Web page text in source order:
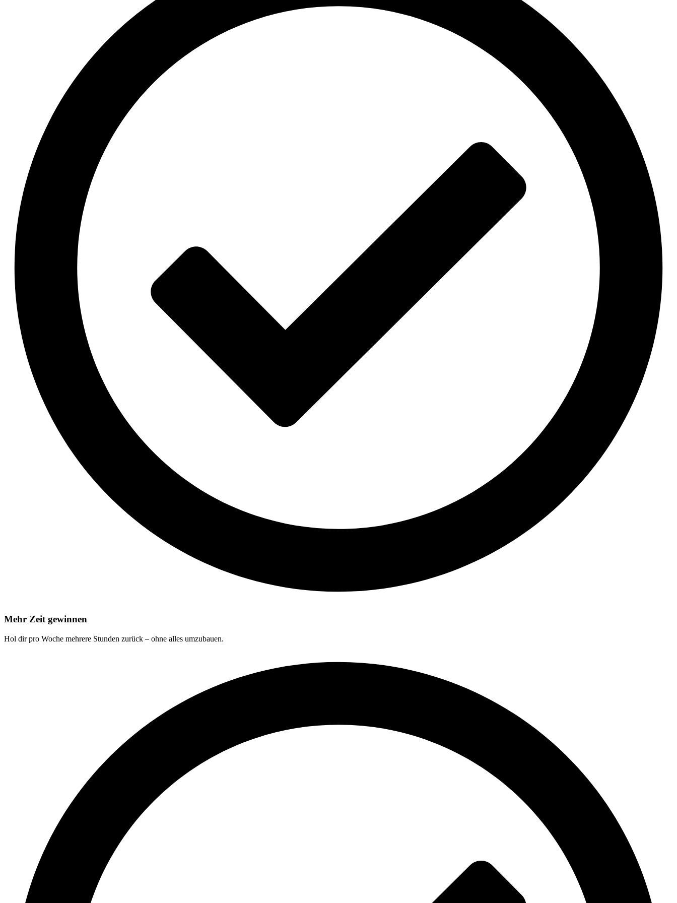
Mehr Zeit gewinnen
Hol dir pro Woche mehrere Stunden zurück – ohne alles umzubauen.